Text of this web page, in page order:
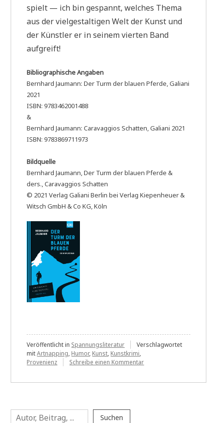
spielt — ich bin gespannt, welches Thema
aus der vielgestaltigen Welt der Kunst und
der Künstler er in seinem vierten Band
aufgreift!
Bibliographische Angaben
Bernhard Jaumann: Der Turm der blauen Pferde, Galiani
2021
ISBN: 9783462001488
&
Bernhard Jaumann: Caravaggios Schatten, Galiani 2021
ISBN: 9783869711973
Bildquelle
Bernhard Jaumann, Der Turm der blauen Pferde &
ders., Caravaggios Schatten
© 2021 Verlag Galiani Berlin bei Verlag Kiepenheuer &
Witsch GmbH & Co KG, Köln
Veröffentlicht in Spannungsliteratur
Verschlagwortet
mitArtnapping, Humor, Kunst, Kunstkrimi,
Provenienz
Schreibe einen Kommentarzu
Suchen
Suchen